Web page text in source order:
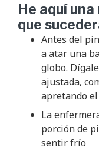
He aquí
que
Antes del
a atar una
globo.
ajustada,
apretando
La
porción de
sentir frío